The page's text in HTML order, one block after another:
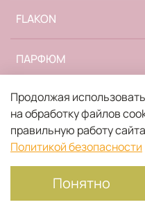
FLAKON
ПАРФЮМ
ИНФОРМАЦИЯ
Продолжая
на обработку файлов
правильную работу
Политикой безопасности
Понятно